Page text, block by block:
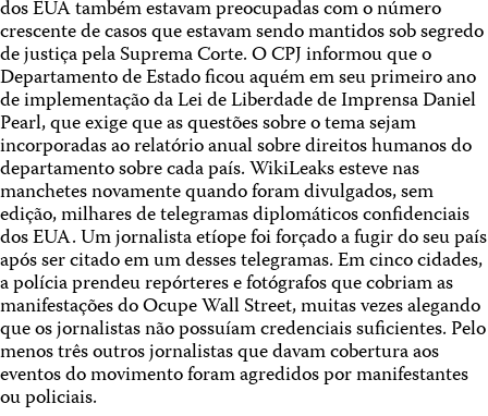
dos EUA também estavam preocupadas com o número
crescente de casos que estavam sendo mantidos sob segredo
de justiça pela Suprema Corte. O CPJ informou que o
Departamento de Estado ficou aquém em seu primeiro ano
de implementação da Lei de Liberdade de Imprensa Daniel
Pearl, que exige que as questões sobre o tema sejam
incorporadas ao relatório anual sobre direitos humanos do
departamento sobre cada país. WikiLeaks esteve nas
manchetes novamente quando foram divulgados, sem
edição, milhares de telegramas diplomáticos confidenciais
dos EUA. Um jornalista etíope foi forçado a fugir do seu país
após ser citado em um desses telegramas. Em cinco cidades,
a polícia prendeu repórteres e fotógrafos que cobriam as
manifestações do Ocupe Wall Street, muitas vezes alegando
que os jornalistas não possuíam credenciais suficientes. Pelo
menos três outros jornalistas que davam cobertura aos
eventos do movimento foram agredidos por manifestantes
ou policiais.